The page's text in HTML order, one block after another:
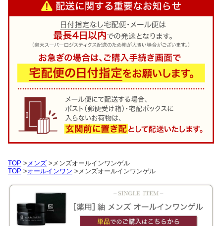
TOP > メンズ >メンズオールインワンゲル
TOP >オールインワン >メンズオールインワンゲル